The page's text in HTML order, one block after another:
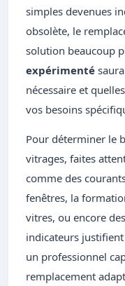
simples devenues
obsolète, le
solution beaucoup
expérimenté
nécessaire et
vos besoins
Pour déterminer le
vitrages, faites
comme des
fenêtres, la
vitres, ou encore
indicateurs
un professionnel
remplacement